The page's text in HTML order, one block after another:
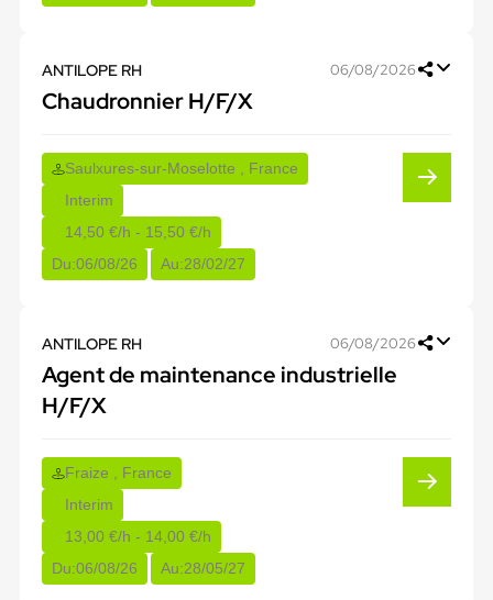
ANTILOPE RH 06/08/2026
Chaudronnier H/F/X
Saulxures-sur-Moselotte , France
Interim
14,50 €/h - 15,50 €/h
Du:06/08/26 Au:28/02/27
ANTILOPE RH 06/08/2026
Agent de maintenance industrielle
H/F/X
Fraize , France
Interim
13,00 €/h - 14,00 €/h
Du:06/08/26 Au:28/05/27